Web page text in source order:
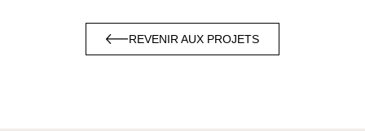
REVENIR AUX PROJETS